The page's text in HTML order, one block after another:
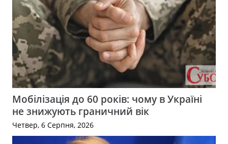
Мобілізація до 60 років: чому в Україні
не знижують граничний вік
Четвер, 6 Серпня, 2026